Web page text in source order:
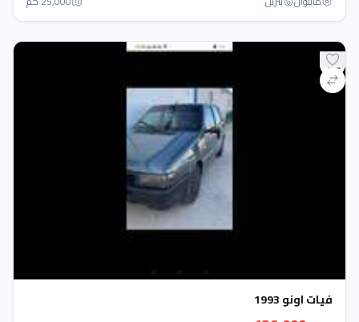
فيات اونو 1993